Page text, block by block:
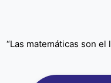
“Las matemáticas son